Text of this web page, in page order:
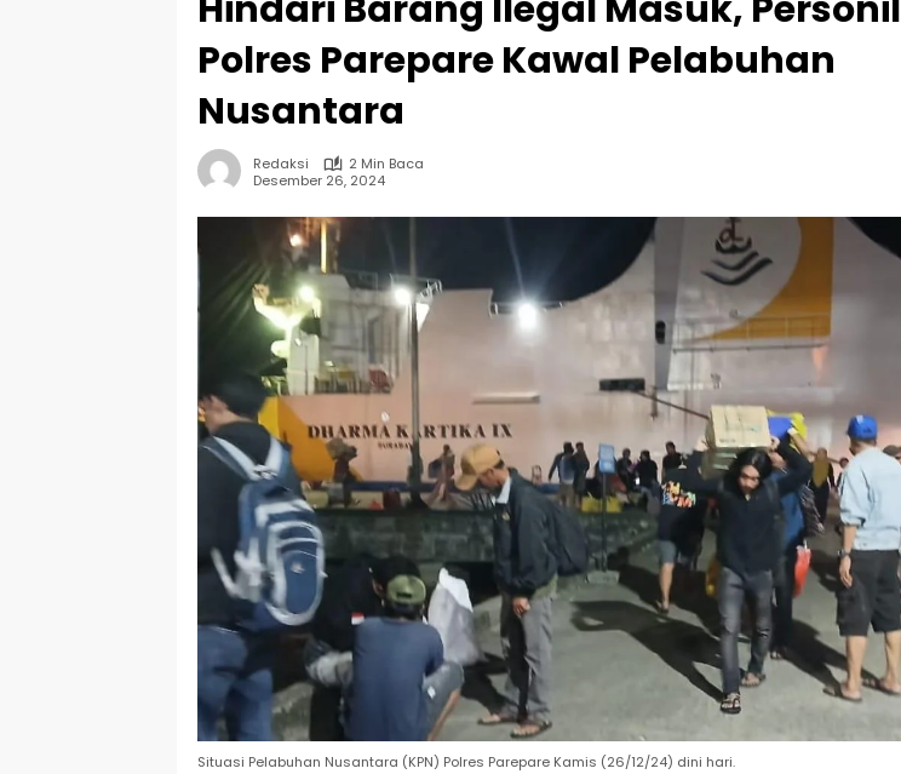
Polres Parepare Kawal Pelabuhan
Nusantara
Redaksi
2 Min Baca
Desember 26, 2024
Situasi Pelabuhan Nusantara (KPN) Polres Parepare Kamis (26/12/24) dini hari.